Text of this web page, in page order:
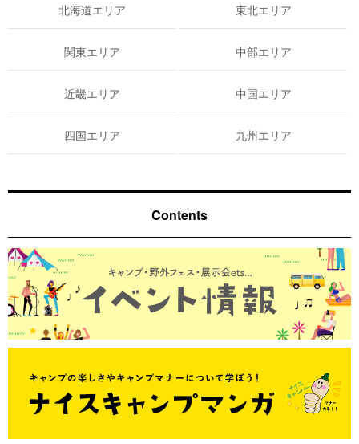
北海道エリア 東北エリア
関東エリア 中部エリア
近畿エリア 中国エリア
四国エリア 九州エリア
Contents